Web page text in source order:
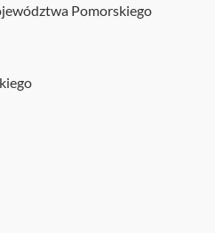
Pomorskiego